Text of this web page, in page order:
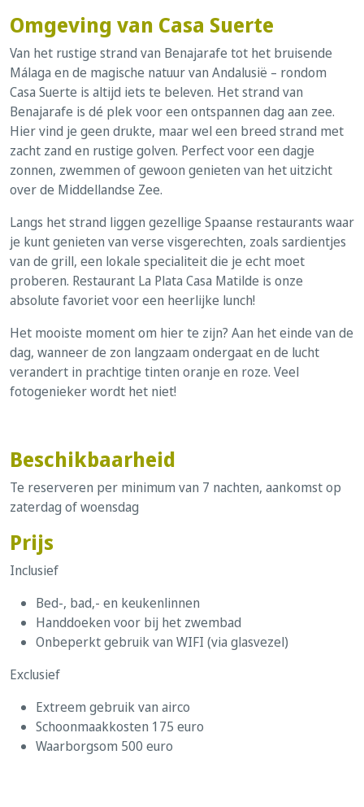
Omgeving van Casa Suerte
Van het rustige strand van Benajarafe tot het bruisende
Málaga en de magische natuur van Andalusië – rondom
Casa Suerte is altijd iets te beleven. Het strand van
Benajarafe is dé plek voor een ontspannen dag aan zee.
Hier vind je geen drukte, maar wel een breed strand met
zacht zand en rustige golven. Perfect voor een dagje
zonnen, zwemmen of gewoon genieten van het uitzicht
over de Middellandse Zee.
Langs het strand liggen gezellige Spaanse restaurants waar
je kunt genieten van verse visgerechten, zoals sardientjes
van de grill, een lokale specialiteit die je echt moet
proberen. Restaurant La Plata Casa Matilde is onze
absolute favoriet voor een heerlijke lunch!
Het mooiste moment om hier te zijn? Aan het einde van de
dag, wanneer de zon langzaam ondergaat en de lucht
verandert in prachtige tinten oranje en roze. Veel
fotogenieker wordt het niet!
Beschikbaarheid
Te reserveren per minimum van 7 nachten, aankomst op
zaterdag of woensdag
Prijs
Inclusief
Bed-, bad,- en keukenlinnen
Handdoeken voor bij het zwembad
Onbeperkt gebruik van WIFI (via glasvezel)
Exclusief
Extreem gebruik van airco
Schoonmaakkosten 175 euro
Waarborgsom 500 euro